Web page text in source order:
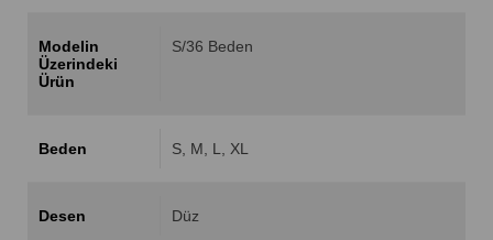
Modelin
Üzerindeki
Ürün
S/36 Beden
Beden S M L XL
Desen Düz